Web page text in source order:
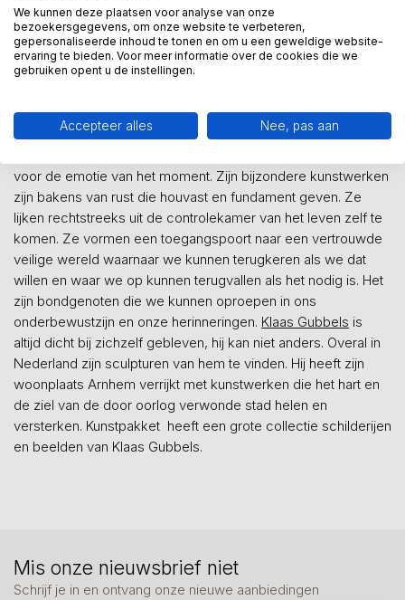
Gubbels maakt zijn iconische koffiepotten, tafels en stoelen
steeds net iets anders - net als het leven zelf - want geen
dag is hetzelfde. Als een alchemist laat hij alles op zijn plaats
vallen door er zijn ziel in te leggen. Daarom voelt zijn werk als
Ogenschijnlijk lijken zijn werken eenvoudig qua opzet en
onderwerp, maar zijn relaxte beeldtaal met vibrerende
voor de emotie van het moment. Zijn bijzondere kunstwerken
zijn bakens van rust die houvast en fundament geven. Ze
lijken rechtstreeks uit de controlekamer van het leven zelf te
komen. Ze vormen een toegangspoort naar een vertrouwde
veilige wereld waarnaar we kunnen terugkeren als we dat
willen en waar we op kunnen terugvallen als het nodig is. Het
zijn bondgenoten die we kunnen oproepen in ons
onderbewustzijn en onze herinneringen. Klaas Gubbels is
altijd dicht bij zichzelf gebleven, hij kan niet anders. Overal in
Nederland zijn sculpturen van hem te vinden. Hij heeft zijn
woonplaats Arnhem verrijkt met kunstwerken die het hart en
de ziel van de door oorlog verwonde stad helen en
versterken. Kunstpakket heeft een grote collectie schilderijen
en beelden van Klaas Gubbels.
Mis onze nieuwsbrief niet
Schrijf je in en ontvang onze nieuwe aanbiedingen
We kunnen deze plaatsen voor analyse van onze
bezoekersgegevens, om onze website te verbeteren,
gepersonaliseerde inhoud te tonen en om u een geweldige website-
ervaring te bieden. Voor meer informatie over de cookies die we
gebruiken opent u de instellingen.
Accepteer alles Nee, pas aan